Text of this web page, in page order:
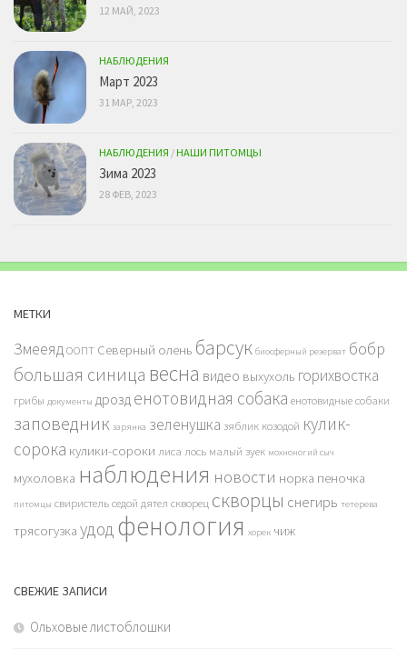
12 МАЙ, 2023
НАБЛЮДЕНИЯ
Март 2023
31 МАР, 2023
НАБЛЮДЕНИЯ /НАШИ ПИТОМЦЫ
Зима 2023
28 ФЕВ, 2023
МЕТКИ
ЗмееядООПТ Северный олень барсук биосферный резерват бобр
большая синица весна видео выхухоль горихвостка
грибы документы дрозд енотовидная собака енотовидные собаки
заповедник зарянка зеленушка зяблик козодой кулик-
сорока кулики-сороки лиса лось малый зуек мохноногий сыч
мухоловка наблюдения новости норка пеночка
питомцы свиристельседой дятел скворец скворцы снегирь тетерева
трясогузка удод фенология хорек чиж
СВЕЖИЕ ЗАПИСИ
Ольховые листоблошки